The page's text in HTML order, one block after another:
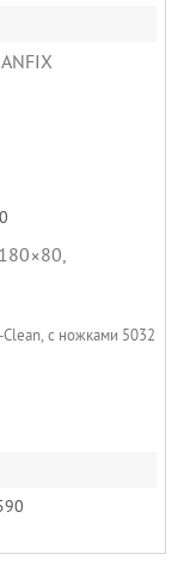
с ножками 5032